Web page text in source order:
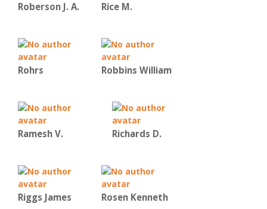
Roberson J. A. Rice Μ.
Rohrs Robbins William
Ramesh V. Richards D.
Riggs James Rosen Kenneth